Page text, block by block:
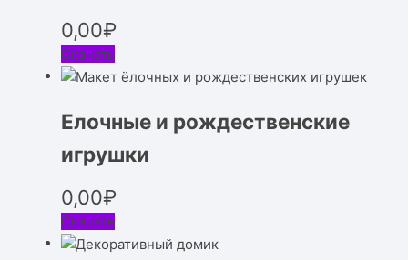
0,00₽
Скачать
Елочные и рождественские
игрушки
0,00₽
Скачать